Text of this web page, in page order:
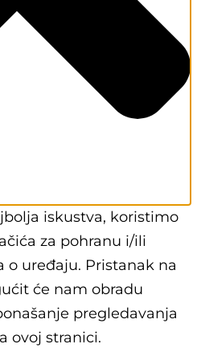
iskustva, koristimo
za pohranu i/ili
uređaju. Pristanak na
će nam obradu
pregledavanja
ovoj stranici.